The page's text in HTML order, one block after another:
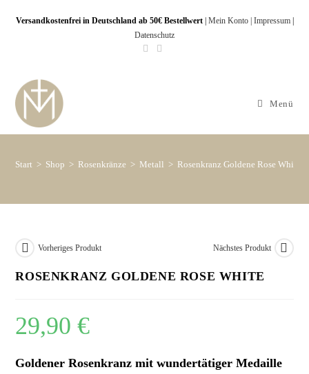
Versandkostenfrei in Deutschland ab 50€ Bestellwert| Mein Konto | Impressum
Datenschutz
Menü
Start > Shop > Rosenkränze > Metall > Rosenkranz Goldene Rose White
Vorheriges Produkt Nächstes Produkt
ROSENKRANZ GOLDENE ROSE WHITE
29,90€
Goldener Rosenkranz mit wundertätiger Medaille